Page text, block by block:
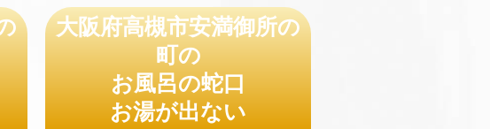
大阪府高槻市安満御所の
町の
お風呂の蛇口
お湯が出ない